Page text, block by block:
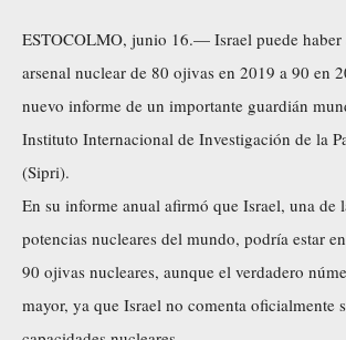
ESTOCOLMO, junio 16.— Israel puede haber
arsenal nuclear de 80 ojivas en 2019 a 90 en
nuevo informe de un importante guardián
Instituto Internacional de Investigación de la
(Sipri).
En su informe anual afirmó que Israel, una de
potencias nucleares del mundo, podría estar
90 ojivas nucleares, aunque el verdadero
mayor, ya que Israel no comenta oficialmente